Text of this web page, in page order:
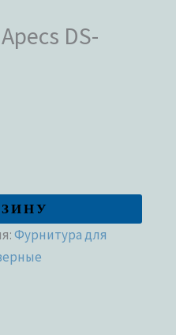
DS-
Фурнитура для